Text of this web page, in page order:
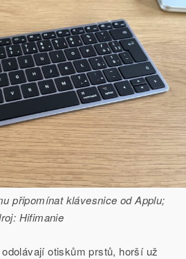
připomínat klávesnice od Applu;
Hifimanie
otiskům prstů, horší už